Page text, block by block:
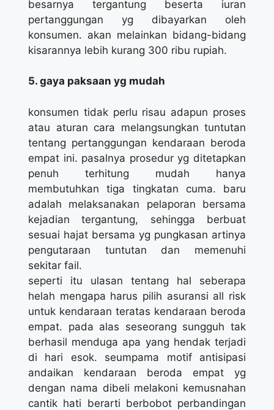
besarnya tergantung beserta iuran
pertanggungan yg dibayarkan oleh
konsumen. akan melainkan bidang-bidang
kisarannya lebih kurang 300 ribu rupiah.
5. gaya paksaan yg mudah
konsumen tidak perlu risau adapun proses
atau aturan cara melangsungkan tuntutan
tentang pertanggungan kendaraan beroda
empat ini. pasalnya prosedur yg ditetapkan
penuh terhitung mudah hanya
membutuhkan tiga tingkatan cuma. baru
adalah melaksanakan pelaporan bersama
kejadian tergantung, sehingga berbuat
sesuai hajat bersama yg pungkasan artinya
pengutaraan tuntutan dan memenuhi
sekitar fail.
seperti itu ulasan tentang hal seberapa
helah mengapa harus pilih asuransi all risk
untuk kendaraan teratas kendaraan beroda
empat. pada alas seseorang sungguh tak
berhasil menduga apa yang hendak terjadi
di hari esok. seumpama motif antisipasi
andaikan kendaraan beroda empat yg
dengan nama dibeli melakoni kemusnahan
cantik hati berarti berbobot perbandingan